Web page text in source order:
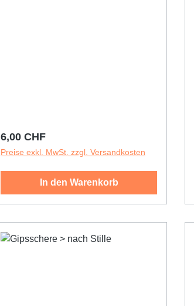
Regulärer Preis:
6,00 CHF
Preise exkl. MwSt. zzgl. Versandkosten
In den Warenkorb